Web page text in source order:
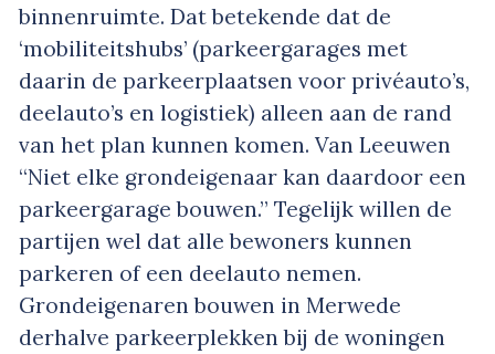
binnenruimte. Dat betekende dat de
‘mobiliteitshubs’ (parkeergarages met
daarin de parkeerplaatsen voor privéauto’s,
deelauto’s en logistiek) alleen aan de rand
van het plan kunnen komen. Van Leeuwen
“Niet elke grondeigenaar kan daardoor een
parkeergarage bouwen.” Tegelijk willen de
partijen wel dat alle bewoners kunnen
parkeren of een deelauto nemen.
Grondeigenaren bouwen in Merwede
derhalve parkeerplekken bij de woningen